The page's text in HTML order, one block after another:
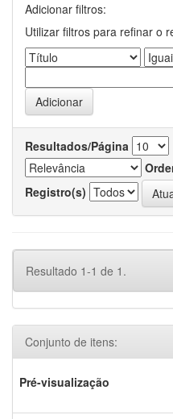
Adicionar filtros:
Utilizar filtros para refinar o
Resultados/Página
Registro(s)
Resultado 1-1 de 1.
Conjunto de itens:
Pré-visualização